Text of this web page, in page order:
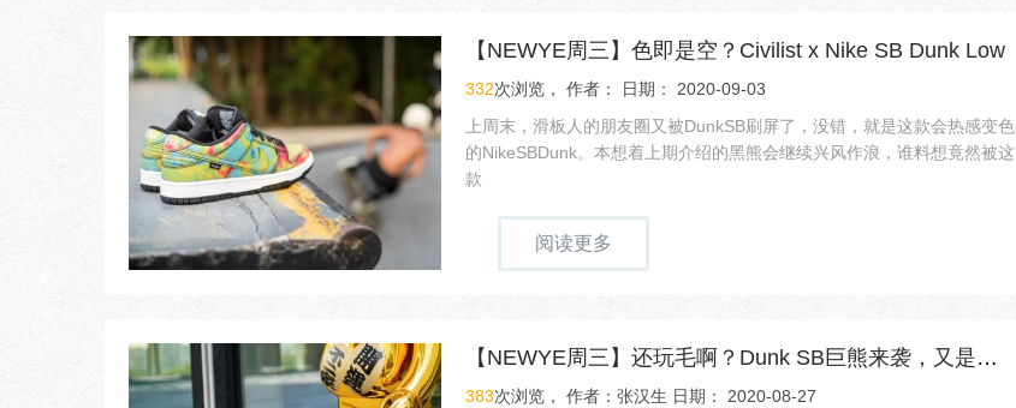
【NEWYE周三】色即是空？Civilist x Nike SB Dunk Low
332次浏览， 作者： 日期： 2020-09-03
上周末，滑板人的朋友圈又被DunkSB刷屏了，没错，就是这款会热感变色
的NikeSBDunk。本想着上期介绍的黑熊会继续兴风作浪，谁料想竟然被这
款
阅读更多
【NEWYE周三】还玩毛啊？Dunk SB巨熊来袭，又是一波王炸！
383次浏览， 作者：张汉生 日期： 2020-08-27